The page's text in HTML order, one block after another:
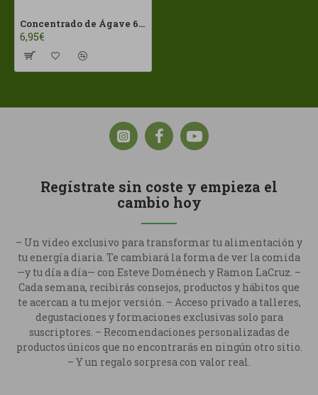
Concentrado de Ágave 650 gr Cal Valls ECO
6,95€
Regístrate sin coste y empieza el
cambio hoy
– Un video exclusivo para transformar tu alimentación y
tu energía diaria. Te cambiará la forma de ver la comida
—y tu día a día— con Esteve Doménech y Ramon LaCruz. –
Cada semana, recibirás consejos, productos y hábitos que
te acercan a tu mejor versión. – Acceso privado a talleres,
degustaciones y formaciones exclusivas solo para
suscriptores. – Recomendaciones personalizadas de
productos únicos que no encontrarás en ningún otro sitio.
– Y un regalo sorpresa con valor real.